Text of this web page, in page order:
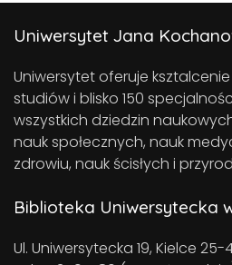
Uniwersytet Jana
Uniwersytet oferuje
studiów i blisko 150
wszystkich dziedzin
nauk społecznych, nauk
zdrowiu, nauk ścisłych i
Biblioteka Uniwersytecka
Ul. Uniwersytecka 19, Kielce 25-